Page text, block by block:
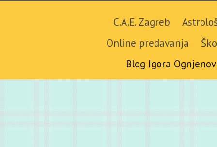
C.A.E. Zagreb
Online predavanja
Blog Igora